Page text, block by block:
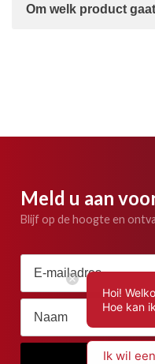
Meld u aan
Blijf op de hoogte en
Hoi!
Hoe kan
Ik wil